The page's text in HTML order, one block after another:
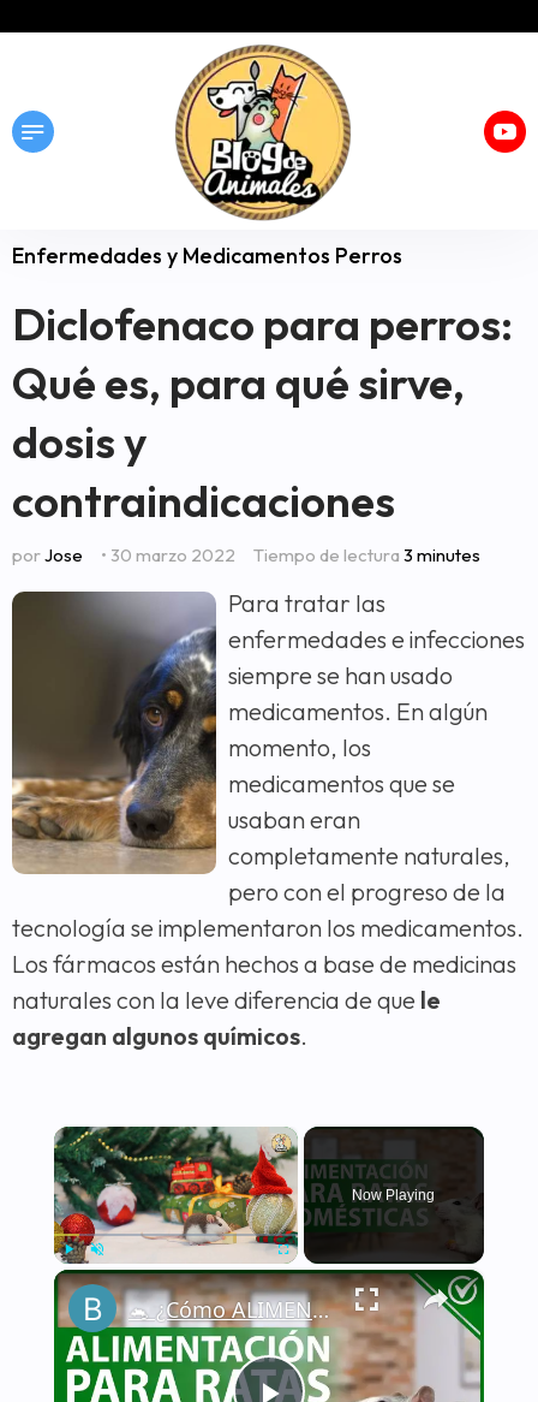
Enfermedades y Medicamentos Perros
Diclofenaco para perros:
Qué es, para qué sirve,
dosis y
contraindicaciones
porJose • 30 marzo 2022 Tiempo de lectura 3 minutes
Para tratar las
enfermedades e infecciones
siempre se han usado
medicamentos. En algún
momento, los
medicamentos que se
usaban eran
completamente naturales,
pero con el progreso de la
tecnología se implementaron los medicamentos.
Los fármacos están hechos a base de medicinas
naturales con la leve diferencia de que le
agregan algunos químicos.
×
Play Unmute Fullscreen
Now Playing
×
🐁 ¿Cómo ALIMENTAR a una RATA DOMÉSTICA de la manera correcta? - Nutrición 🐁🏡